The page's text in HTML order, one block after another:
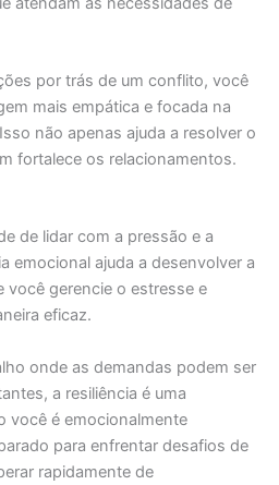
por trás de um conflito, você
mais empática e focada na
não apenas ajuda a resolver o
fortalece os relacionamentos.
de lidar com a pressão e a
emocional ajuda a desenvolver a
você gerencie o estresse e
eficaz.
onde as demandas podem ser
a resiliência é uma
você é emocionalmente
para enfrentar desafios de
rapidamente de